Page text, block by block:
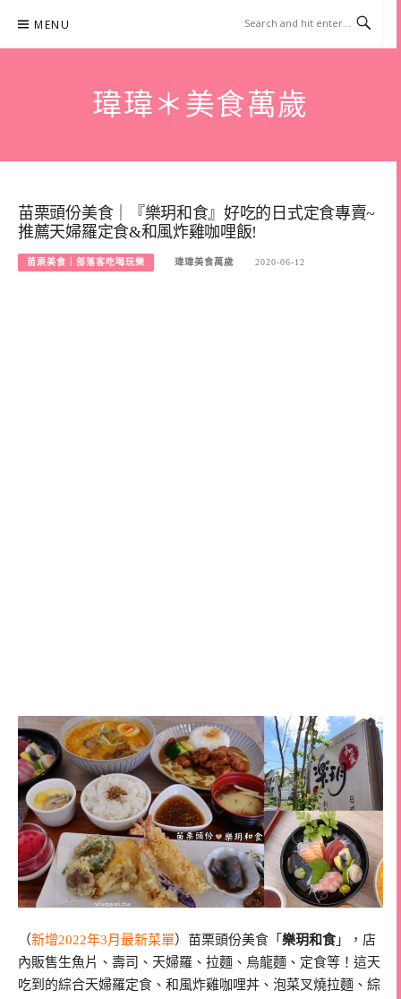
content
MENU
瑋瑋＊美食萬歲
苗栗頭份美食｜『樂玥和食』好吃的日式定食專賣~
推薦天婦羅定食&和風炸雞咖哩飯!
苗栗美食｜部落客吃喝玩樂 瑋瑋美食萬歲 2020-06-12
（新增2022年3月最新菜單）苗栗頭份美食「 樂玥和食 」，店
內販售生魚片、壽司、天婦羅、拉麵、烏龍麵、定食等！這天
吃到的綜合天婦羅定食、和風炸雞咖哩丼、泡菜叉燒拉麵、綜